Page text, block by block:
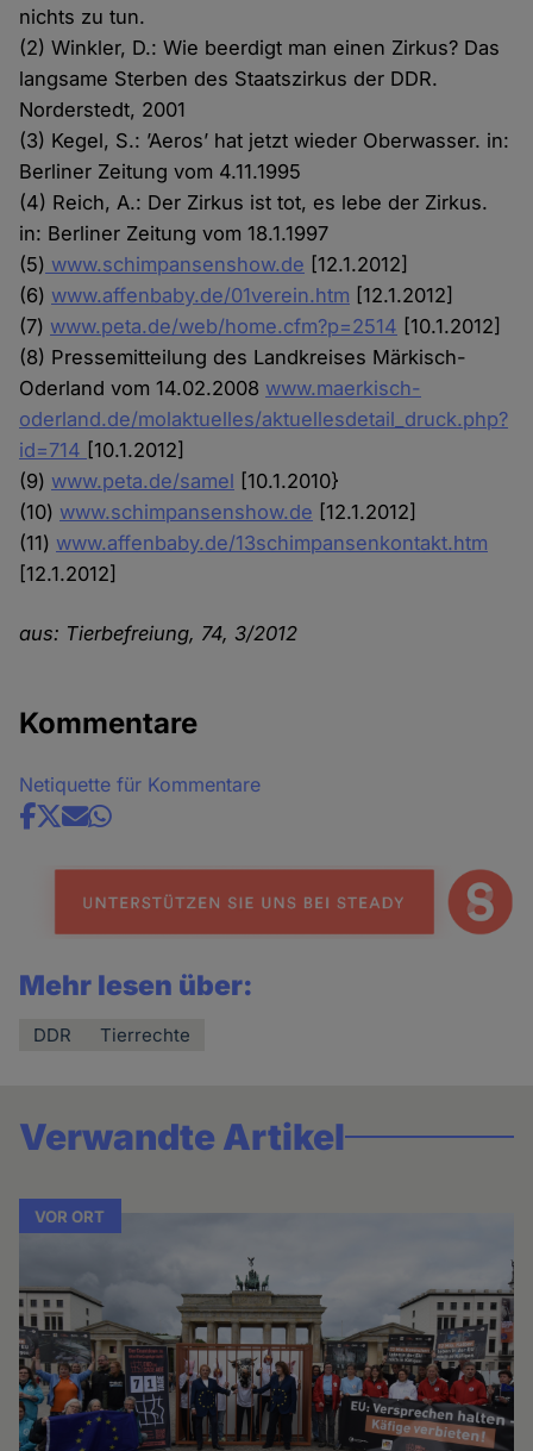
nichts zu tun.
(2) Winkler, D.: Wie beerdigt man einen Zirkus? Das
langsame Sterben des Staatszirkus der DDR.
Norderstedt, 2001
(3) Kegel, S.: ’Aeros’ hat jetzt wieder Oberwasser. in:
Berliner Zeitung vom 4.11.1995
(4) Reich, A.: Der Zirkus ist tot, es lebe der Zirkus.
in: Berliner Zeitung vom 18.1.1997
(5) www.schimpansenshow.de [12.1.2012]
(6) www.affenbaby.de/01verein.htm [12.1.2012]
(7) www.peta.de/web/home.cfm?p=2514 [10.1.2012]
(8) Pressemitteilung des Landkreises Märkisch-
Oderland vom 14.02.2008 www.maerkisch-
oderland.de/molaktuelles/aktuellesdetail_druck.php?
id=714 [10.1.2012]
(9) www.peta.de/samel [10.1.2010}
(10) www.schimpansenshow.de [12.1.2012]
(11) www.affenbaby.de/13schimpansenkontakt.htm
[12.1.2012]
aus: Tierbefreiung, 74, 3/2012
Kommentare
Netiquette für Kommentare
Share
news
Mehr lesen über:
DDR Tierrechte
Verwandte Artikel
VOR ORT